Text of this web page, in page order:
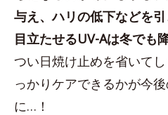
与え、ハリの低下などを
目立たせるUV-Aは冬でも
つい日焼け止めを省いて
っかりケアできるかが今
に…！